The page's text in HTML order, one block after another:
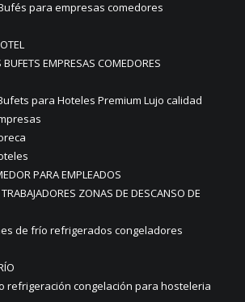
para empresas comedores
BUFETS EMPRESAS COMEDORES
para Hoteles Premium Lujo calidad
PARA EMPLEADOS
ZONAS DE DESCANSO DE
de frío refrigerados congeladores
refrigeración congelación para hosteleria